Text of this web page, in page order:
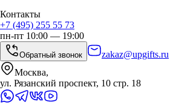
Контакты
+7 (495) 255 55 73
пн-пт 10:00 — 19:00
Обратный звонок
zakaz@upgifts.ru
Москва,
ул. Рязанский проспект, 10 стр. 18